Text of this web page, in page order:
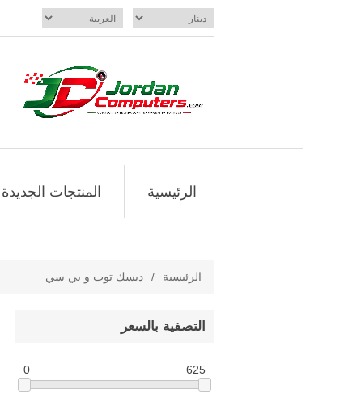
الرئيسية المنتجات الجديدة
الرئيسية / ديسك توب و بي سي
التصفية بالسعر
0 625